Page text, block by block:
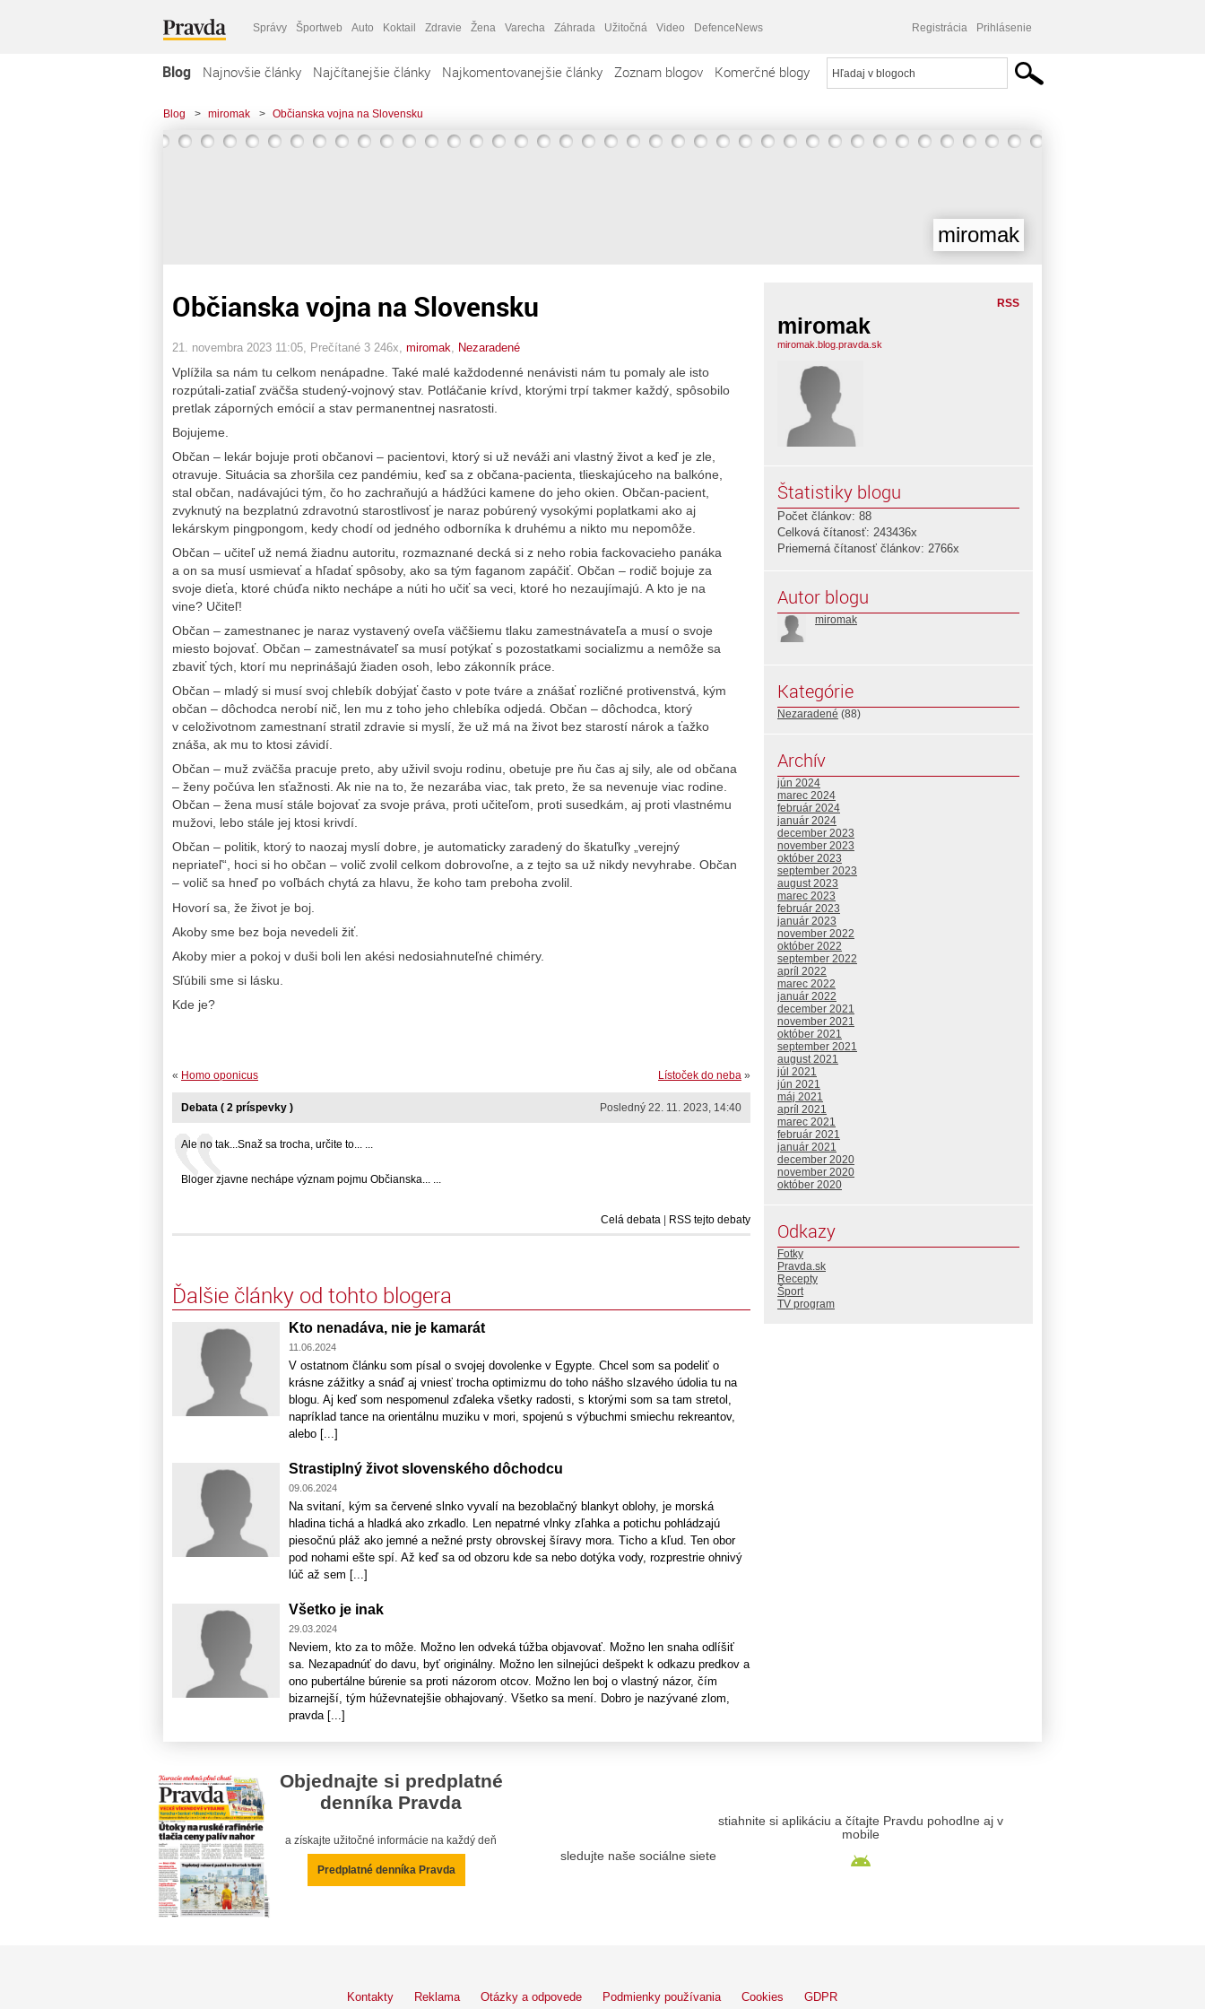
Správy Športweb Auto Koktail Zdravie Žena Varecha Záhrada Užitočná Video DefenceNews Registrácia Prihlásenie
Blog Najnovšie články Najčítanejšie články Najkomentovanejšie články Zoznam blogov Komerčné blogy
Blog > miromak > Občianska vojna na Slovensku
miromak
Občianska vojna na Slovensku
21. novembra 2023 11:05 , Prečítané 3 246x, miromak Nezaradené
Vplížila sa nám tu celkom nenápadne. Také malé každodenné nenávisti nám tu pomaly ale isto
rozpútali-zatiaľ zväčša studený-vojnový stav. Potláčanie krívd, ktorými trpí takmer každý, spôsobilo
pretlak záporných emócií a stav permanentnej nasratosti.
Bojujeme.
Občan – lekár bojuje proti občanovi – pacientovi, ktorý si už neváži ani vlastný život a keď je zle,
otravuje. Situácia sa zhoršila cez pandémiu, keď sa z občana-pacienta, tlieskajúceho na balkóne,
stal občan, nadávajúci tým, čo ho zachraňujú a hádžúci kamene do jeho okien. Občan-pacient,
zvyknutý na bezplatnú zdravotnú starostlivosť je naraz pobúrený vysokými poplatkami ako aj
lekárskym pingpongom, kedy chodí od jedného odborníka k druhému a nikto mu nepomôže.
Občan – učiteľ už nemá žiadnu autoritu, rozmaznané decká si z neho robia fackovacieho panáka
a on sa musí usmievať a hľadať spôsoby, ako sa tým faganom zapáčiť. Občan – rodič bojuje za
svoje dieťa, ktoré chúďa nikto nechápe a núti ho učiť sa veci, ktoré ho nezaujímajú. A kto je na
vine? Učiteľ!
Občan – zamestnanec je naraz vystavený oveľa väčšiemu tlaku zamestnávateľa a musí o svoje
miesto bojovať. Občan – zamestnávateľ sa musí potýkať s pozostatkami socializmu a nemôže sa
zbaviť tých, ktorí mu neprinášajú žiaden osoh, lebo zákonník práce.
Občan – mladý si musí svoj chlebík dobýjať často v pote tváre a znášať rozličné protivenstvá, kým
občan – dôchodca nerobí nič, len mu z toho jeho chlebíka odjedá. Občan – dôchodca, ktorý
v celoživotnom zamestnaní stratil zdravie si myslí, že už má na život bez starostí nárok a ťažko
znáša, ak mu to ktosi závidí.
Občan – muž zväčša pracuje preto, aby uživil svoju rodinu, obetuje pre ňu čas aj sily, ale od občana
– ženy počúva len sťažnosti. Ak nie na to, že nezarába viac, tak preto, že sa nevenuje viac rodine.
Občan – žena musí stále bojovať za svoje práva, proti učiteľom, proti susedkám, aj proti vlastnému
mužovi, lebo stále jej ktosi krivdí.
Občan – politik, ktorý to naozaj myslí dobre, je automaticky zaradený do škatuľky „verejný
nepriateľ“, hoci si ho občan – volič zvolil celkom dobrovoľne, a z tejto sa už nikdy nevyhrabe. Občan
– volič sa hneď po voľbách chytá za hlavu, že koho tam preboha zvolil.
Hovorí sa, že život je boj.
Akoby sme bez boja nevedeli žiť.
Akoby mier a pokoj v duši boli len akési nedosiahnuteľné chiméry.
Sľúbili sme si lásku.
Kde je?
Lístoček do neba »
« Homo oponicus
Posledný 22. 11. 2023, 14:40
Debata ( 2 príspevky )
Ale no tak...Snaž sa trocha, určite to... ...
Bloger zjavne nechápe význam pojmu Občianska... ...
Celá debata RSS tejto debaty
Ďalšie články od tohto blogera
Kto nenadáva, nie je kamarát
11.06.2024
V ostatnom článku som písal o svojej dovolenke v Egypte. Chcel som sa podeliť o
krásne zážitky a snáď aj vniesť trocha optimizmu do toho nášho slzavého údolia tu na
blogu. Aj keď som nespomenul zďaleka všetky radosti, s ktorými som sa tam stretol,
napríklad tance na orientálnu muziku v mori, spojenú s výbuchmi smiechu rekreantov,
alebo [...]
Strastiplný život slovenského dôchodcu
09.06.2024
Na svitaní, kým sa červené slnko vyvalí na bezoblačný blankyt oblohy, je morská
hladina tichá a hladká ako zrkadlo. Len nepatrné vlnky zľahka a potichu pohládzajú
piesočnú pláž ako jemné a nežné prsty obrovskej šíravy mora. Ticho a kľud. Ten obor
pod nohami ešte spí. Až keď sa od obzoru kde sa nebo dotýka vody, rozprestrie ohnivý
lúč až sem [...]
Všetko je inak
29.03.2024
Neviem, kto za to môže. Možno len odveká túžba objavovať. Možno len snaha odlíšiť
sa. Nezapadnúť do davu, byť originálny. Možno len silnejúci dešpekt k odkazu predkov a
ono pubertálne búrenie sa proti názorom otcov. Možno len boj o vlastný názor, čím
bizarnejší, tým húževnatejšie obhajovaný. Všetko sa mení. Dobro je nazývané zlom,
pravda [...]
RSS
miromak
miromak.blog.pravda.sk
Štatistiky blogu
Počet článkov: 88
Celková čítanosť: 243436x
Priemerná čítanosť článkov: 2766x
Autor blogu
miromak
Kategórie
Nezaradené (88)
Archív
jún 2024
marec 2024
február 2024
január 2024
december 2023
november 2023
október 2023
september 2023
august 2023
marec 2023
február 2023
január 2023
november 2022
október 2022
september 2022
apríl 2022
marec 2022
január 2022
december 2021
november 2021
október 2021
september 2021
august 2021
júl 2021
jún 2021
máj 2021
apríl 2021
marec 2021
február 2021
január 2021
december 2020
november 2020
október 2020
Odkazy
Fotky
Pravda.sk
Recepty
Šport
TV program
Objednajte si predplatné
denníka Pravda
a získajte užitočné informácie na každý deň
Predplatné denníka Pravda
sledujte naše sociálne siete
stiahnite si aplikáciu a čítajte Pravdu pohodlne aj v
mobile
Kontakty Reklama Otázky a odpovede Podmienky používania Cookies GDPR